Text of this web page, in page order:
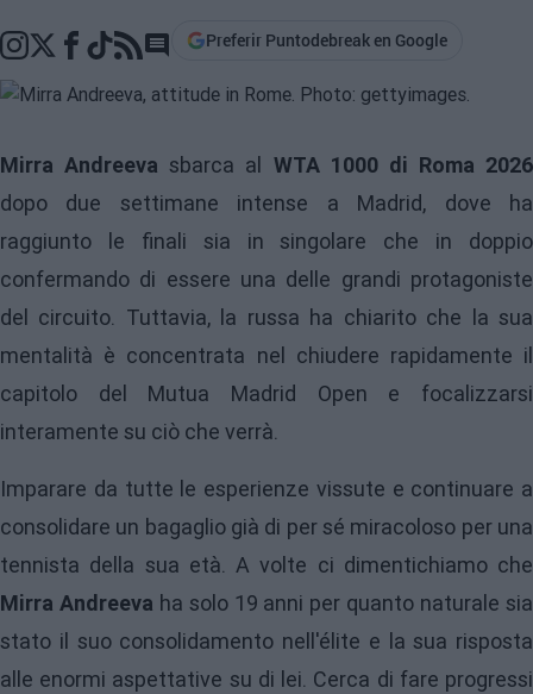
Go to comments section
Preferir Puntodebreak en Google
Mirra Andreeva sbarca al WTA 1000 di Roma 2026
dopo due settimane intense a Madrid, dove ha
raggiunto le finali sia in singolare che in doppio
confermando di essere una delle grandi protagoniste
del circuito. Tuttavia, la russa ha chiarito che la sua
mentalità è concentrata nel chiudere rapidamente il
capitolo del Mutua Madrid Open e focalizzarsi
interamente su ciò che verrà.
Imparare da tutte le esperienze vissute e continuare a
consolidare un bagaglio già di per sé miracoloso per una
tennista della sua età. A volte ci dimentichiamo che
Mirra Andreeva ha solo 19 anni per quanto naturale sia
stato il suo consolidamento nell'élite e la sua risposta
alle enormi aspettative su di lei. Cerca di fare progressi